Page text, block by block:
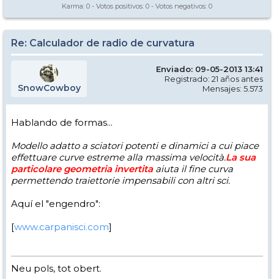
Karma: 0 - Votos positivos: 0 - Votos negativos: 0
Re: Calculador de radio de curvatura
SnowCowboy
Enviado: 09-05-2013 13:41
Registrado: 21 años antes
Mensajes: 5.573
Hablando de formas...
Modello adatto a sciatori potenti e dinamici a cui piace
effettuare curve estreme alla massima velocità.La sua
particolare geometria invertitaaiuta il fine curva
permettendo traiettorie impensabili con altri sci.
Aquí el "engendro":
[www.carpanisci.com]
Neu pols, tot obert.